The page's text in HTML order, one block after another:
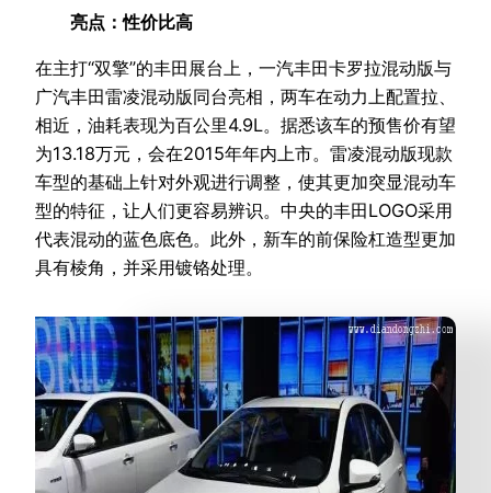
亮点：性价比高
在主打“双擎”的丰田展台上，一汽丰田卡罗拉混动版与
广汽丰田雷凌混动版同台亮相，两车在动力上配置拉、
相近，油耗表现为百公里4.9L。据悉该车的预售价有望
为13.18万元，会在2015年年内上市。雷凌混动版现款
车型的基础上针对外观进行调整，使其更加突显混动车
型的特征，让人们更容易辨识。中央的丰田LOGO采用
代表混动的蓝色底色。此外，新车的前保险杠造型更加
具有棱角，并采用镀铬处理。